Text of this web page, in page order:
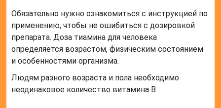
Обязательно нужно ознакомиться с инструкцией по
применению, чтобы не ошибиться с дозировкой
препарата. Доза тиамина для человека
определяется возрастом, физическим состоянием
и особенностями организма.
Людям разного возраста и пола необходимо
неодинаковое количество витамина B